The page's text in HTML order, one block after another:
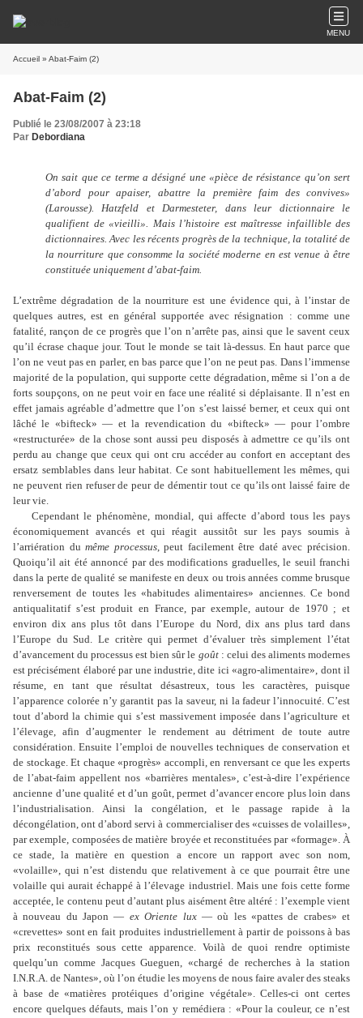
MENU
Accueil » Abat-Faim (2)
Abat-Faim (2)
Publié le 23/08/2007 à 23:18
Par Debordiana
On sait que ce terme a désigné une «pièce de résistance qu ’on sert
d’abord pour apaiser, abattre la première faim des convives»
(Larousse). Hatzfeld et Darmesteter, dans leur dictionnaire le
qualifient de «vieilli». Mais l’histoire est maîtresse infaillible des
dictionnaires. Avec les récents progrès de la technique, la totalité de
la nourriture que consomme la société moderne en est venue à être
constituée uniquement d’abat-faim.
L’extrême dégradation de la nourriture est une évidence qui, à l’instar de
quelques autres, est en général supportée avec résignation : comme une
fatalité, rançon de ce progrès que l’on n’arrête pas, ainsi que le savent ceux
qu’il écrase chaque jour. Tout le monde se tait là-dessus. En haut parce que
l’on ne veut pas en parler, en bas parce que l’on ne peut pas. Dans l’immense
majorité de la population, qui supporte cette dégradation, même si l’on a de
forts soupçons, on ne peut voir en face une réalité si déplaisante. Il n’est en
effet jamais agréable d’admettre que l’on s’est laissé berner, et ceux qui ont
lâché le «bifteck» — et la revendication du «bifteck» — pour l’ombre
«restructurée» de la chose sont aussi peu disposés à admettre ce qu’ils ont
perdu au change que ceux qui ont cru accéder au confort en acceptant des
ersatz semblables dans leur habitat. Ce sont habituellement les mêmes, qui
ne peuvent rien refuser de peur de démentir tout ce qu’ils ont laissé faire de
leur vie.
Cependant le phénomène, mondial, qui affecte d’abord tous les pays
économiquement avancés et qui réagit aussitôt sur les pays soumis à
l’arriération dumême processus, peut facilement être daté avec précision.
Quoiqu’il ait été annoncé par des modifications graduelles, le seuil franchi
dans la perte de qualité se manifeste en deux ou trois années comme brusque
renversement de toutes les «habitudes alimentaires» anciennes. Ce bond
antiqualitatif s’est produit en France, par exemple, autour de 1970 ; et
environ dix ans plus tôt dans l’Europe du Nord, dix ans plus tard dans
l’Europe du Sud. Le critère qui permet d’évaluer très simplement l’état
d’avancement du processus est bien sûr le goût: celui des aliments modernes
est précisément élaboré par une industrie, dite ici «agro-alimentaire», dont il
résume, en tant que résultat désastreux, tous les caractères, puisque
l’apparence colorée n’y garantit pas la saveur, ni la fadeur l’innocuité. C’est
tout d’abord la chimie qui s’est massivement imposée dans l’agriculture et
l’élevage, afin d’augmenter le rendement au détriment de toute autre
considération. Ensuite l’emploi de nouvelles techniques de conservation et
de stockage. Et chaque «progrès» accompli, en renversant ce que les experts
de l’abat-faim appellent nos «barrières mentales», c’est-à-dire l’expérience
ancienne d’une qualité et d’un goût, permet d’avancer encore plus loin dans
l’industrialisation. Ainsi la congélation, et le passage rapide à la
décongélation, ont d’abord servi à commercialiser des «cuisses de volailles»,
par exemple, composées de matière broyée et reconstituées par «formage». À
ce stade, la matière en question a encore un rapport avec son nom,
«volaille», qui n’est distendu que relativement à ce que pourrait être une
volaille qui aurait échappé à l’élevage industriel. Mais une fois cette forme
acceptée, le contenu peut d’autant plus aisément être altéré : l’exemple vient
à nouveau du Japon — ex Oriente lux— où les «pattes de crabes» et
«crevettes» sont en fait produites industriellement à partir de poissons à bas
prix reconstitués sous cette apparence. Voilà de quoi rendre optimiste
quelqu’un comme Jacques Gueguen, «chargé de recherches à la station
I.N.R.A. de Nantes», où l’on étudie les moyens de nous faire avaler des steaks
à base de «matières protéiques d’origine végétale». Celles-ci ont certes
encore quelques défauts, mais l’on y remédiera : «Pour la couleur, ce n’est